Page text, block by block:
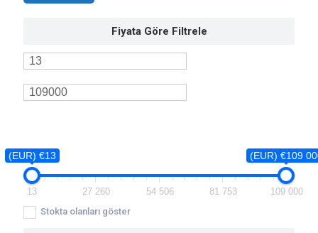
Fiyata Göre Filtrele
(EUR) €13 (EUR) €109
13 27 260 54 506 81 753
109 000
Stokta olanları göster